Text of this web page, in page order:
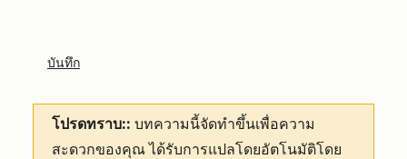
บันทึก
โปรดทราบ:: บทความนี้จัดทำขึ้นเพื่อความ
สะดวกของคุณได้รับการแปลโดยอัตโนมัติโดย